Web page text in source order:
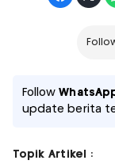
Follow
update berita
Topik Artikel :